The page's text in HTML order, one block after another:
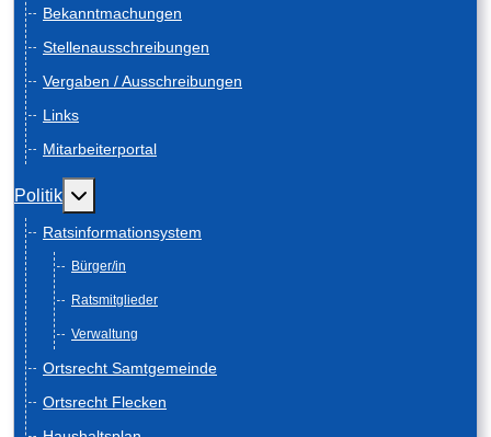
Bekanntmachungen
Stellenausschreibungen
Vergaben / Ausschreibungen
Links
Mitarbeiterportal
Politik Weitere Informationen: Politik
Ratsinformationsystem
Bürger/in
Ratsmitglieder
Verwaltung
Ortsrecht Samtgemeinde
Ortsrecht Flecken